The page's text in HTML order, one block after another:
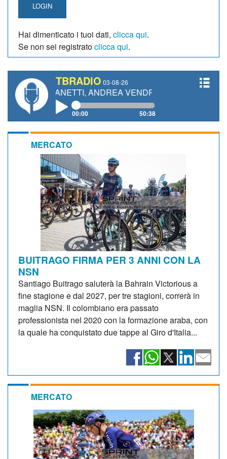
LOGIN
Hai dimenticato i tuoi dati, clicca qui.
Se non sei registratoclicca qui.
TBRADIO 03-08-26
GIANETTI, ANDREA VENDRAME, FILIPPO FIORELLI
00:00 50:38
MERCATO
BUITRAGO FIRMA PER 3 ANNI CON LA
NSN
Santiago Buitrago saluterà la Bahrain Victorious a
fine stagione e dal 2027, per tre stagioni, correrà in
maglia NSN. Il colombiano era passato
professionista nel 2020 con la formazione araba, con
la quale ha conquistato due tappe al Giro d'Italia...
MERCATO